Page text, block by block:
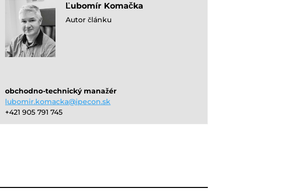
Ľubomír Komačka
Autor článku
obchodno-technický manažér
lubomir.komacka@ipecon.sk
+421 905 791 745